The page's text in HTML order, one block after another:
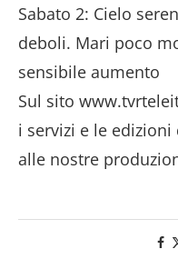
Sabato 2: Cielo
deboli. Mari poco
sensibile aumento
Sul sito
i servizi e le
alle nostre